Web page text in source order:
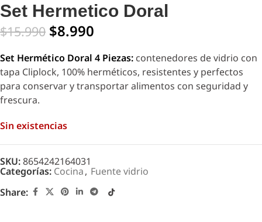
Set Hermetico Doral
$15.990 $8.990
Set Hermético Doral 4 Piezas: contenedores de vidrio con
tapa Cliplock, 100% herméticos, resistentes y perfectos
para conservar y transportar alimentos con seguridad y
frescura.
Sin existencias
SKU:8654242164031
Categorías: Cocina, Fuente vidrio
Share: